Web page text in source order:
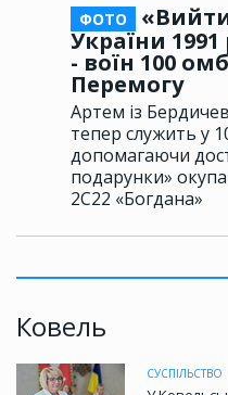
ФОТО
України
- воїн 100
Перемогу
Артем із
тепер служить у
допомагаючи
подарунки»
2С22 «Богдана»
Ковель
СУСПІЛЬСТВО